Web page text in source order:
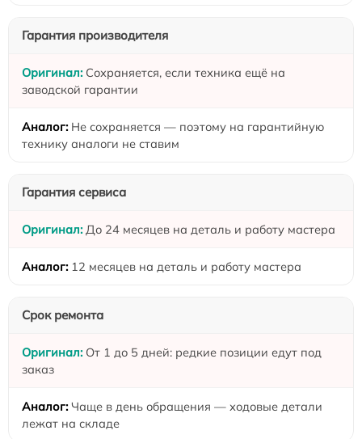
Гарантия производителя
Сохраняется, если техника ещё на
заводской гарантии
Не сохраняется — поэтому на гарантийную
технику аналоги не ставим
Гарантия сервиса
До 24 месяцев на деталь и работу мастера
12 месяцев на деталь и работу мастера
Срок ремонта
От 1 до 5 дней: редкие позиции едут под
заказ
Чаще в день обращения — ходовые детали
лежат на складе